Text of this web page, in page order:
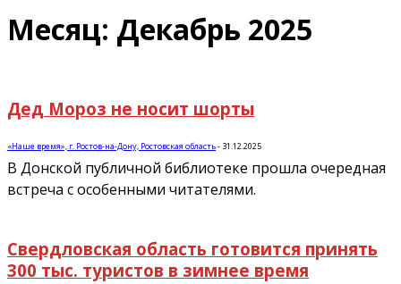
Месяц: Декабрь 2025
Дед Мороз не носит шорты
«Наше время», г. Ростов-на-Дону, Ростовская область- 31.12.2025
В Донской публичной библиотеке прошла очередная
встреча с особенными читателями.
Свердловская область готовится принять
300 тыс. туристов в зимнее время